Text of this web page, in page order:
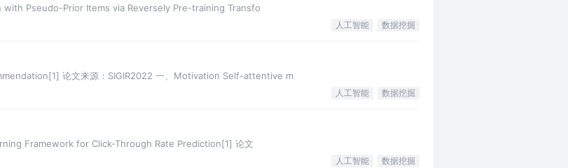
Pseudo-Prior Items via Reversely Pre-training Transfo
人工智能 数据挖掘
论文来源：SIGIR2022 一、Motivation Self-attentive m
人工智能 数据挖掘
Framework for Click-Through Rate Prediction[1] 论文
人工智能 数据挖掘